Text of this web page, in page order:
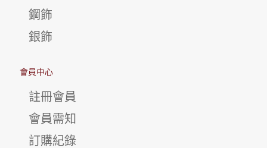
鋼飾
銀飾
會員中心
註冊會員
會員需知
訂購紀錄